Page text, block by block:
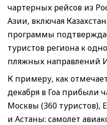
чартерных рейсов из
Азии, включая
программы
туристов региона к
пляжных направлений
К примеру, как
декабря в Гоа прибыли
Москвы (360 туристов),
и Астаны: самолет